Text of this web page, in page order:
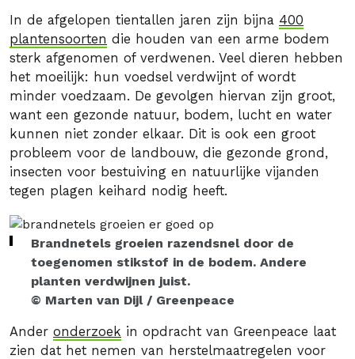
In de afgelopen tientallen jaren zijn bijna 400
plantensoorten die houden van een arme bodem
sterk afgenomen of verdwenen. Veel dieren hebben
het moeilijk: hun voedsel verdwijnt of wordt
minder voedzaam. De gevolgen hiervan zijn groot,
want een gezonde natuur, bodem, lucht en water
kunnen niet zonder elkaar. Dit is ook een groot
probleem voor de landbouw, die gezonde grond,
insecten voor bestuiving en natuurlijke vijanden
tegen plagen keihard nodig heeft.
Brandnetels groeien razendsnel door de
toegenomen stikstof in de bodem. Andere
planten verdwijnen juist.
© Marten van Dijl / Greenpeace
Ander onderzoek in opdracht van Greenpeace laat
zien dat het nemen van herstelmaatregelen voor